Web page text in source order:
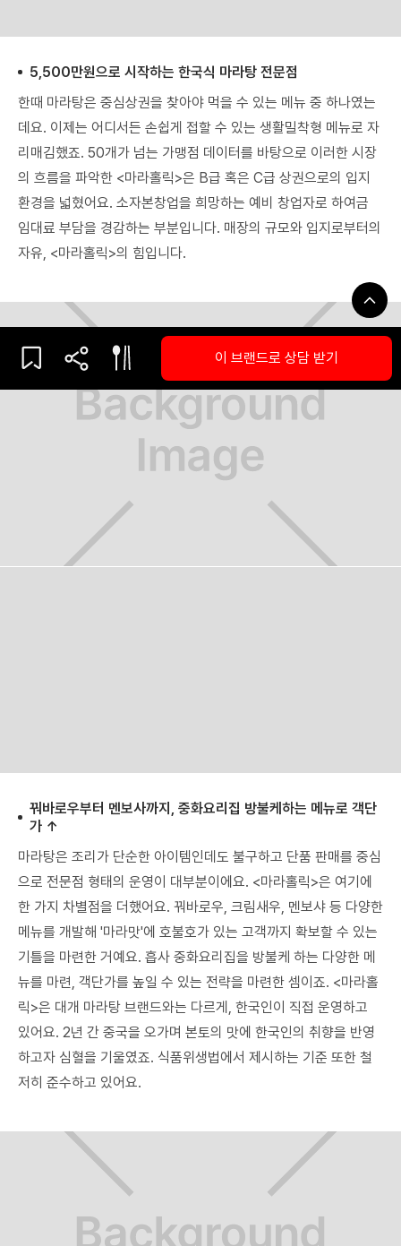
5,500만원으로 시작하는 한국식 마라탕 전문점
한때 마라탕은 중심상권을 찾아야 먹을 수 있는 메뉴 중 하나였는
데요. 이제는 어디서든 손쉽게 접할 수 있는 생활밀착형 메뉴로 자
리매김했죠. 50개가 넘는 가맹점 데이터를 바탕으로 이러한 시장
의 흐름을 파악한 <마라홀릭>은 B급 혹은 C급 상권으로의 입지
환경을 넓혔어요. 소자본창업을 희망하는 예비 창업자로 하여금
임대료 부담을 경감하는 부분입니다. 매장의 규모와 입지로부터의
자유, <마라홀릭>의 힘입니다.
꿔바로우부터 멘보사까지, 중화요리집 방불케하는 메뉴로 객단
가 ↑
마라탕은 조리가 단순한 아이템인데도 불구하고 단품 판매를 중심
으로 전문점 형태의 운영이 대부분이에요. <마라홀릭>은 여기에
한 가지 차별점을 더했어요. 꿔바로우, 크림새우, 멘보샤 등 다양한
메뉴를 개발해 '마라맛'에 호불호가 있는 고객까지 확보할 수 있는
기틀을 마련한 거예요. 흡사 중화요리집을 방불케 하는 다양한 메
뉴를 마련, 객단가를 높일 수 있는 전략을 마련한 셈이죠. <마라홀
릭>은 대개 마라탕 브랜드와는 다르게, 한국인이 직접 운영하고
있어요. 2년 간 중국을 오가며 본토의 맛에 한국인의 취향을 반영
하고자 심혈을 기울였죠. 식품위생법에서 제시하는 기준 또한 철
저히 준수하고 있어요.
이 브랜드로 상담 받기